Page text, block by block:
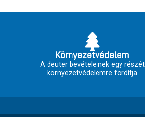
Környezetvédelem
A deuter bevételeinek egy részét
környezetvédelemre fordítja